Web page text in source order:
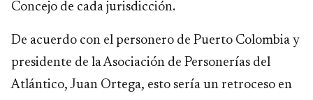
Concejo de cada jurisdicción.
De acuerdo con el personero de Puerto Colombia y
presidente de la Asociación de Personerías del
Atlántico, Juan Ortega, esto sería un retroceso en